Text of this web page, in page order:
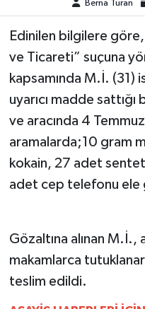
Berna Turan
Edinilen bilgilere
ve Ticareti” suçuna
kapsamında M.İ. (31)
uyarıcı madde
ve aracında 4
aramalarda;10 gram
kokain, 27 adet
adet cep telefonu ele
Gözaltına alınan M.İ.,
makamlarca
teslim edildi.
ÖZEL HABER
SAĞLIK
SİYASET
TEKNOLOJİ
YAŞAM